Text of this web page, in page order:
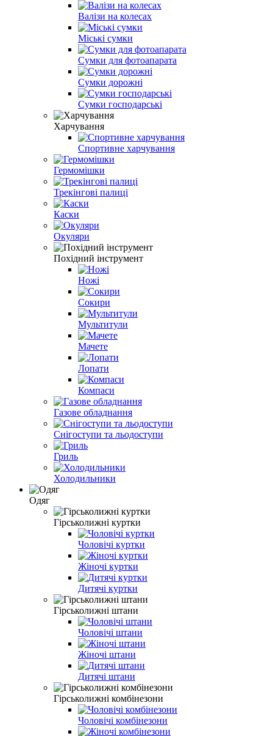
Валізи на колесах
Міські сумки
Сумки для фотоапарата
Сумки дорожні
Сумки господарські
Харчування
Спортивне харчування
Гермомішки
Трекінгові палиці
Каски
Окуляри
Похідний інструмент
Ножі
Сокири
Мультитули
Мачете
Лопати
Компаси
Газове обладнання
Снігоступи та льодоступи
Гриль
Холодильники
Одяг
Гірськолижні куртки
Чоловічі куртки
Жіночі куртки
Дитячі куртки
Гірськолижні штани
Чоловічі штани
Жіночі штани
Дитячі штани
Гірськолижні комбінезони
Чоловічі комбінезони